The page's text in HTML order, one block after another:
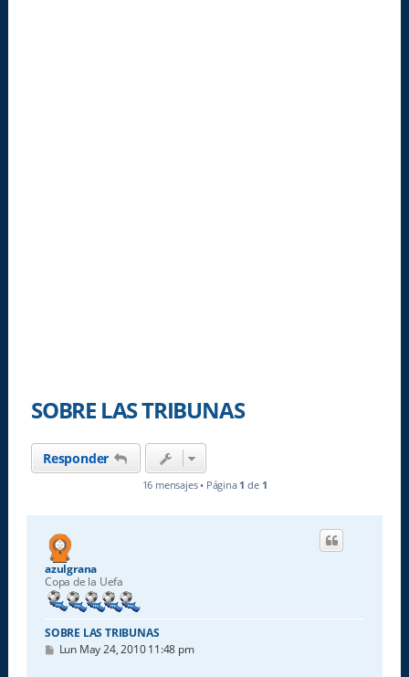
SOBRE LAS TRIBUNAS
Responder
16 mensajes • Página 1 de 1
azulgrana
Copa de la Uefa
SOBRE LAS TRIBUNAS
M
Lun May 24, 2010 11:48 pm